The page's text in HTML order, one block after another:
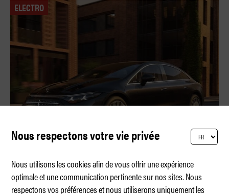
ELECTRO
Nous respectons votre vie privée
Nous utilisons les cookies afin de vous offrir une expérience
optimale et une communication pertinente sur nos sites. Nous
respectons vos préférences et nous utiliserons uniquement les